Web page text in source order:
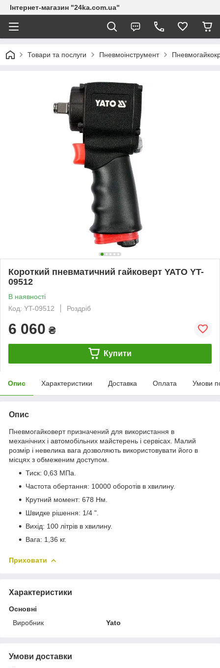
Інтернет-магазин "24ka.com.ua"
Товари та послуги Пневмоінструмент
Короткий пневматичний гайковерт YATO YT-
09512
В наявності
Код: YT-09512
Роздріб
6 060 ₴
Купити
Опис Характеристики Доставка Оплата Умови
Опис
Пневмогайковерт призначений для використання в
механічних і автомобільних майстерень і сервісах. Малий
розмір і невелика вага дозволяють використовувати його в
місцях з обмеженим доступом.
Тиск: 0,63 МПа.
Частота обертання: 10000 оборотів в хвилину.
Крутний момент: 678 Нм.
Швидке рішення: 1/4 ".
Вихід: 100 літрів в хвилину.
Вага: 1,36 кг.
Приховати
Характеристики
Основні
Виробник
Yato
Умови доставки